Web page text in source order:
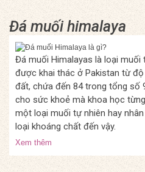
Đá muối himalaya
Đá muối Himalayas là loại muối
được khai thác ở Pakistan từ
đất, chứa đến 84 trong tổng số
cho sức khoẻ mà khoa học
một loại muối tự nhiên hay
loại khoáng chất đến vậy.
Xem thêm